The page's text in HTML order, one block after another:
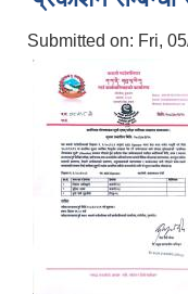
Submitted on: Fri,